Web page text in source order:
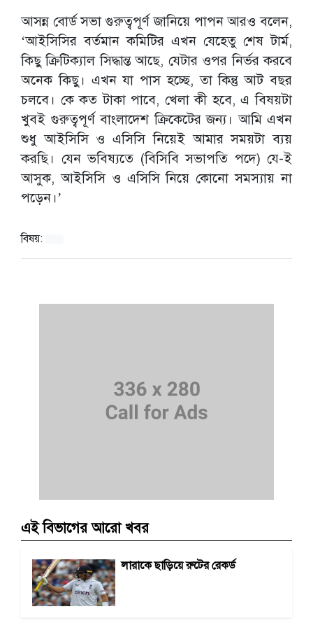
আসন্ন বোর্ড সভা গুরুত্বপূর্ণ জানিয়ে পাপন আরও বলেন,
‘আইসিসির বর্তমান কমিটির এখন যেহেতু শেষ টার্ম,
কিছু ক্রিটিক্যাল সিদ্ধান্ত আছে, যেটার ওপর নির্ভর করবে
অনেক কিছু। এখন যা পাস হচ্ছে, তা কিন্তু আট বছর
চলবে। কে কত টাকা পাবে, খেলা কী হবে, এ বিষয়টা
খুবই গুরুত্বপূর্ণ বাংলাদেশ ক্রিকেটের জন্য। আমি এখন
শুধু আইসিসি ও এসিসি নিয়েই আমার সময়টা ব্যয়
করছি। যেন ভবিষ্যতে (বিসিবি সভাপতি পদে) যে-ই
আসুক, আইসিসি ও এসিসি নিয়ে কোনো সমস্যায় না
পড়েন।’
বিষয়:
এই বিভাগের আরো খবর
লারাকে ছাড়িয়ে রুটের রেকর্ড